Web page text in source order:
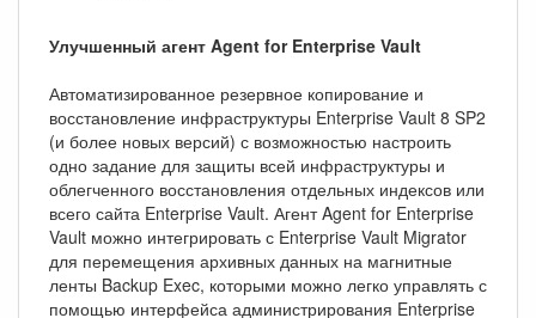
Улучшенный агент Agent for Enterprise Vault
Автоматизированное резервное копирование и
восстановление инфраструктуры Enterprise Vault 8 SP2
(и более новых версий) с возможностью настроить
одно задание для защиты всей инфраструктуры и
облегченного восстановления отдельных индексов или
всего сайта Enterprise Vault. Агент Agent for Enterprise
Vault можно интегрировать с Enterprise Vault Migrator
для перемещения архивных данных на магнитные
ленты Backup Exec, которыми можно легко управлять с
помощью интерфейса администрирования Enterprise